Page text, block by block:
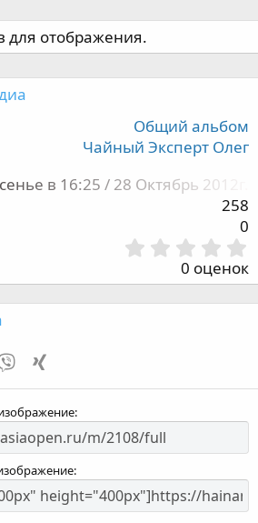
для отображения.
Общий альбом
Чайный Эксперт Олег
в 16:25 / 28 Октябрь 2012г.
258
0
,
0
0
д
0 оценок
Viber